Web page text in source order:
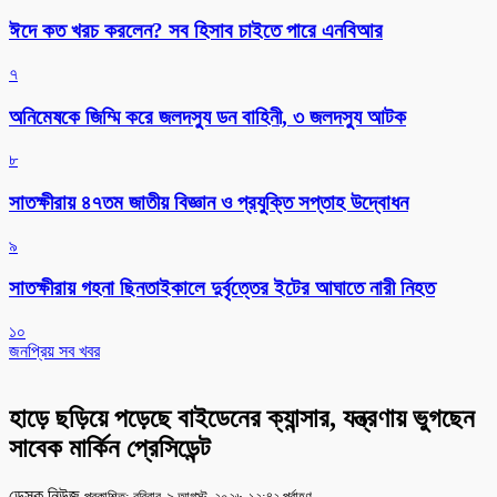
ঈদে কত খরচ করলেন? সব হিসাব চাইতে পারে এনবিআর
৭
অনিমেষকে জিম্মি করে জলদস্যু ডন বাহিনী, ৩ জলদস্যু আটক
৮
সাতক্ষীরায় ৪৭তম জাতীয় বিজ্ঞান ও প্রযুক্তি সপ্তাহ উদ্বোধন
৯
সাতক্ষীরায় গহনা ছিনতাইকালে দুর্বৃত্তের ইটের আঘাতে নারী নিহত
১০
জনপ্রিয় সব খবর
হাড়ে ছড়িয়ে পড়েছে বাইডেনের ক্যান্সার, যন্ত্রণায় ভুগছেন
সাবেক মার্কিন প্রেসিডেন্ট